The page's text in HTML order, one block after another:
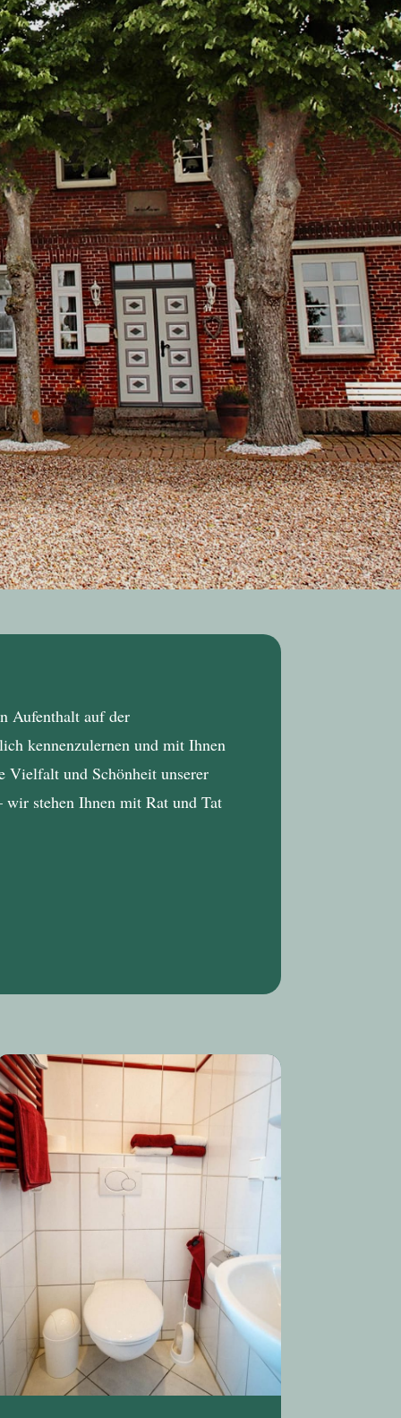
Aufenthalt auf der
kennenzulernen und mit Ihnen
Vielfalt und Schönheit unserer
wir stehen Ihnen mit Rat und Tat